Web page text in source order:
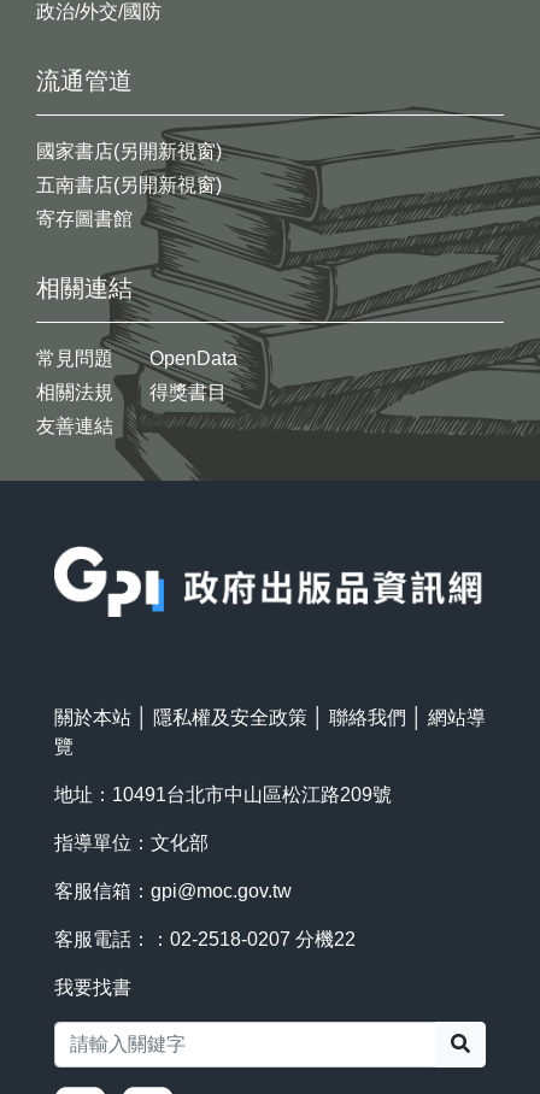
政治/外交/國防
流通管道
國家書店(另開新視窗)
五南書店(另開新視窗)
寄存圖書館
相關連結
常見問題
相關法規
友善連結
OpenData
得獎書目
關於本站 隱私權及安全政策 聯絡我們
網站導
覽
地址：10491台北市中山區松江路209號
指導單位：文化部
客服信箱： gpi@moc.gov.tw
客服電話：：02-2518-0207 分機22
我要找書